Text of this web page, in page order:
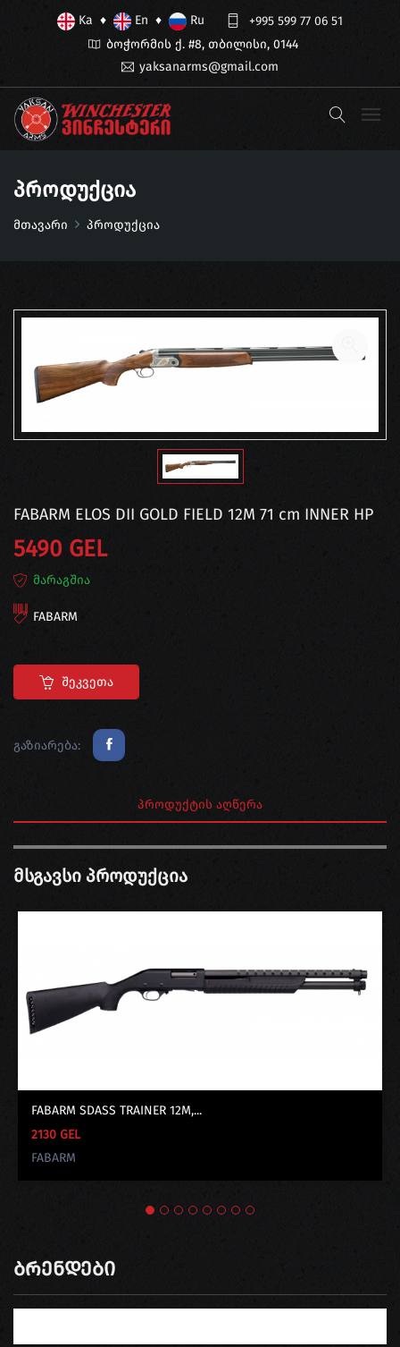
Ka ♦ En ♦ Ru
+995 599 77 06 51
ბოჭორმის ქ. #8, თბილისი, 0144
yaksanarms@gmail.com
Პროდუქცია
მთავარი პროდუქცია
FABARM ELOS DII GOLD FIELD 12M 71 cm INNER HP
5490 GEL
მარაგშია
FABARM
Შეკვეთა
გაზიარება:
ᲞᲠᲝᲓᲣᲥᲢᲘᲡ ᲐᲦᲬᲔᲠᲐ
Მსგავსი Პროდუქცია
FABARM SDASS TRAINER 12M,...
2130 GEL
FABARM
Ბრენდები